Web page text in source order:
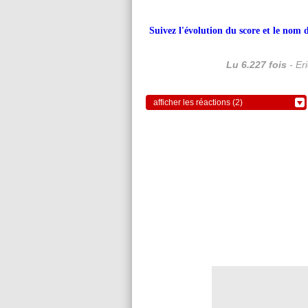
Suivez l'évolution du score et le nom
Lu 6.227 fois -
afficher les réactions (2)